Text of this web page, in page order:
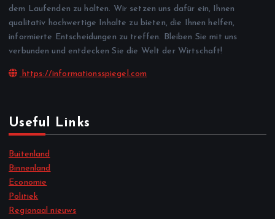
dem Laufenden zu halten. Wir setzen uns dafür ein, Ihnen
qualitativ hochwertige Inhalte zu bieten, die Ihnen helfen,
informierte Entscheidungen zu treffen. Bleiben Sie mit uns
verbunden und entdecken Sie die Welt der Wirtschaft!
https://informationsspiegel.com
Useful Links
Buitenland
Binnenland
Economie
Politiek
Regionaal nieuws